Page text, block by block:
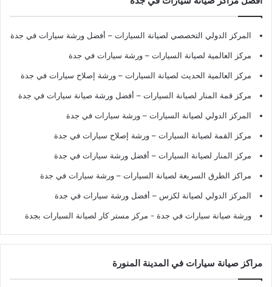
المركز الدولي التخصصي لصيانة السيارات – أفضل ورشة سيارات في جدة
مركز العالمية لصيانة السيارات – ورشة سيارات في جدة
مركز العالمية الحديث لصيانة السيارات – ورشة إصلاح سيارات في جدة
مركز قمة المنار لصيانة السيارات – أفضل ورشة صيانة سيارات في جدة
المركز الدولي لصيانة السيارات – ورشة سيارات في جدة
مركز القمة لصيانة السيارات – ورشة إصلاح سيارات في جدة
مركز المنار لصيانة السيارات – أفضل ورشة سيارات في جدة
مراكز الطرق السريعة لصيانة السيارات – ورشة سيارات في جدة
المركز الدولي لصيانة لكزس – أفضل ورشة سيارات في جدة
ورشة صيانة سيارات في جدة - مركز مستر كار لصيانة السيارات بجدة
مراكز صيانة سيارات في المدينة المنورة